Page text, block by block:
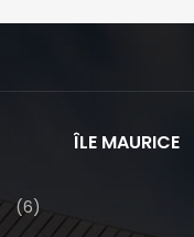
(6)
ÎLE MAURICE